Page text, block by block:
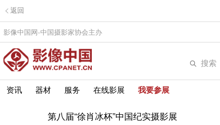
返回
影像中国网-中国摄影家协会主办
搜索
资讯 器材 服务 在线影展 我要参展
第八届“徐肖冰杯”中国纪实摄影展